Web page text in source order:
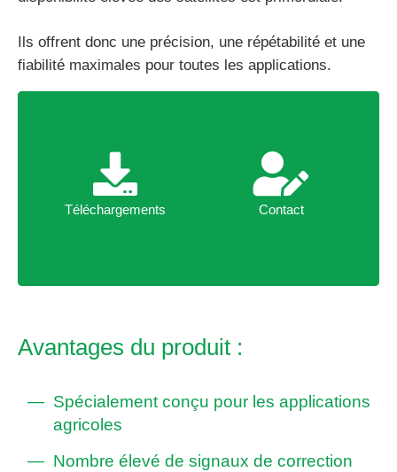
Ils offrent donc une précision, une répétabilité et une
fiabilité maximales pour toutes les applications.
Téléchargements Contact
Téléchargements Contact
Avantages du produit :
Spécialement conçu pour les applications
agricoles
Nombre élevé de signaux de correction